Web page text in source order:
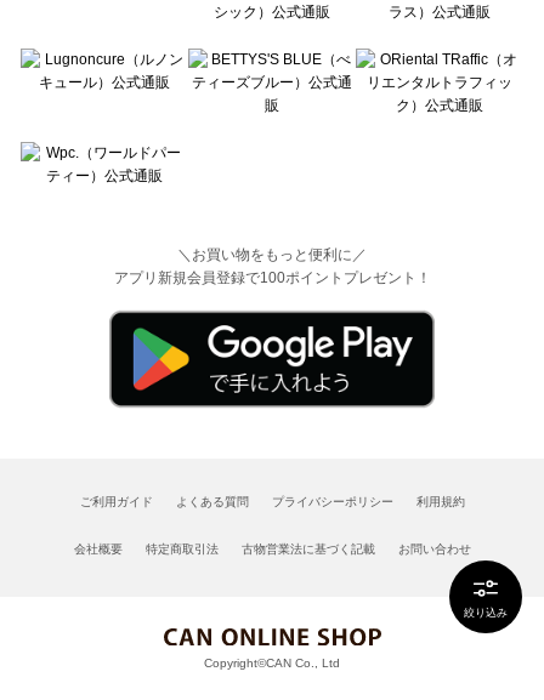
絞り込み
＼お買い物をもっと便利に／
アプリ新規会員登録で100ポイントプレゼント！
ご利用ガイド よくある質問 プライバシーポリシー 利用規約
会社概要 特定商取引法 古物営業法に基づく記載 お問い合わせ
Copyright©CAN Co., Ltd